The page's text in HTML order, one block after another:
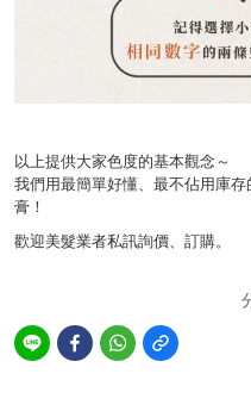
以上提供大家色度的基本觀念～
我們用最簡單好懂、最不佔用庫
膏！
歡迎美髮業者私訊詢價、訂購。